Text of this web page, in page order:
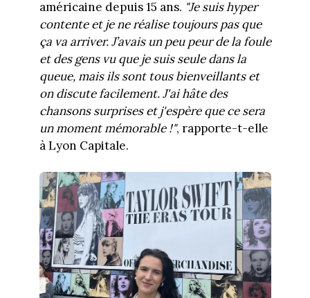
américaine depuis 15 ans. "Je suis hyper
contente et je ne réalise toujours pas que
ça va arriver. J’avais un peu peur de la foule
et des gens vu que je suis seule dans la
queue, mais ils sont tous bienveillants et
on discute facilement. J'ai hâte des
chansons surprises et j'espère que ce sera
un moment mémorable !", rapporte-t-elle
à Lyon Capitale.